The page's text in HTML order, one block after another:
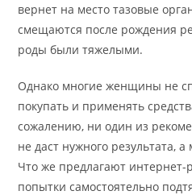
вернет на место тазовые
смещаются после рождения
роды были тяжелыми.
Однако многие женщины не
покупать и применять
сожалению, ни один из
не даст нужного результата,
Что же предлагают интернет-
попытки самостоятельно